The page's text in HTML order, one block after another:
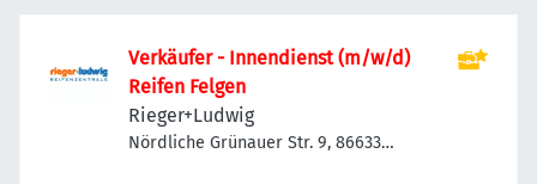
Verkäufer - Innendienst (m/w/d)
Reifen Felgen
Rieger+Ludwig
Nördliche Grünauer Str. 9, 86633